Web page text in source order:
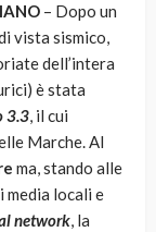
– Dopo un
vista sismico,
dell’intera
è stata
3.3, il cui
Marche. Al
ma, stando alle
media locali e
network, la